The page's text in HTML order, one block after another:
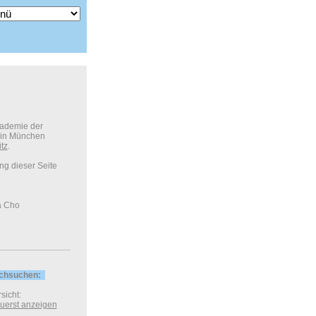
der
München
.
dieser Seite
Cho
anzeigen